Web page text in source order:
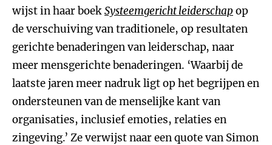
wijst in haar boekSysteemgericht leiderschap op
de verschuiving van traditionele, op resultaten
gerichte benaderingen van leiderschap, naar
meer mensgerichte benaderingen. ‘Waarbij de
laatste jaren meer nadruk ligt op het begrijpen en
ondersteunen van de menselijke kant van
organisaties, inclusief emoties, relaties en
zingeving.’ Ze verwijst naar een quote van Simon